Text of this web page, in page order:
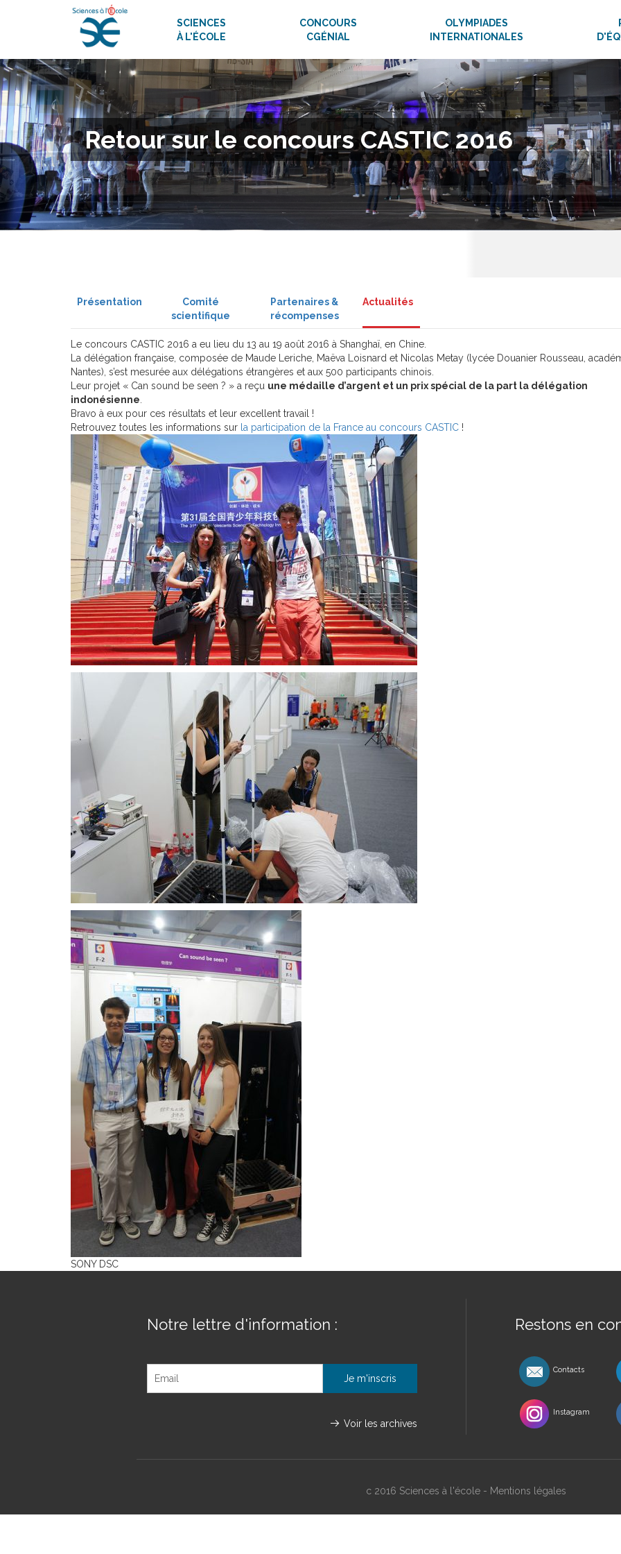
SCIENCES
À L'ÉCOLE
CONCOURS
CGÉNIAL
OLYMPIADES
INTERNATIONALES
Retour sur le concours CASTIC 2016
Présentation
Comité
scientifique
Partenaires &
récompenses
Actualités
Le concours CASTIC 2016 a eu lieu du 13 au 19 août 2016 à Shanghaï, en Chine.
La délégation française, composée de Maude Leriche, Maëva Loisnard et Nicolas Metay (lycée Douanier Rousseau,
Nantes), s’est mesurée aux délégations étrangères et aux 500 participants chinois.
Leur projet « Can sound be seen ? » a reçu une médaille d’argent et un prix spécial de la part la délégation
indonésienne
Bravo à eux pour ces résultats et leur excellent travail !
Retrouvez toutes les informations sur la participation de la France au concours CASTIC !
SONY DSC
Notre lettre d'information :
Voir les archives
Restons en
Contacts
Instagram
c 2016 Sciences à l'école - Mentions légales